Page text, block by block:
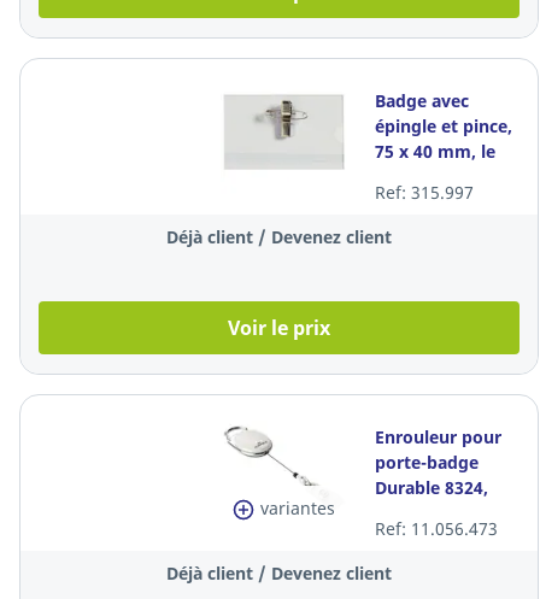
Badge avec
épingle et pince,
75 x 40 mm, le
badges
Ref: 315.997
Déjà client / Devenez client
Voir le prix
variantes
Enrouleur pour
porte-badge
Durable 8324,
10 pièces
Ref: 11.056.473
Déjà client / Devenez client